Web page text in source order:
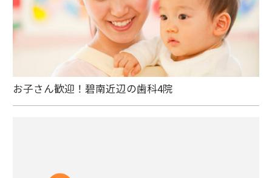
お子さん歓迎！碧南近辺の歯科4院